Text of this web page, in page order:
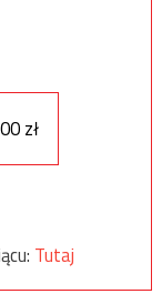
zł
Tutaj